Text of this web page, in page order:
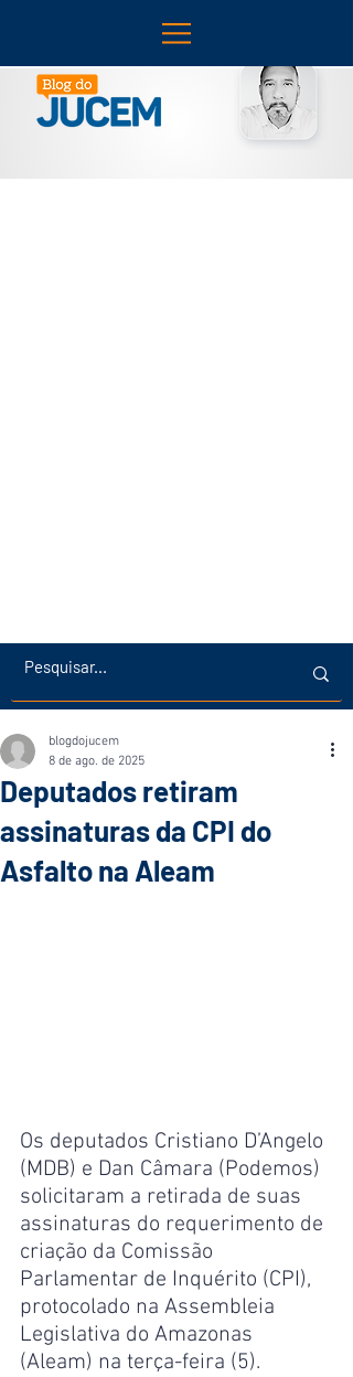
Deputados retiram
assinaturas da CPI do
Asfalto na Aleam
blogdojucem
8 de ago. de 2025
Os deputados Cristiano D’Angelo
(MDB) e Dan Câmara (Podemos)
solicitaram a retirada de suas
assinaturas do requerimento de
criação da Comissão
Parlamentar de Inquérito (CPI),
protocolado na Assembleia
Legislativa do Amazonas
(Aleam) na terça-feira (5).